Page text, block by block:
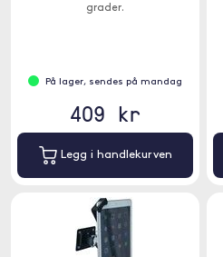
grader.
På lager, sendes på mandag
409 kr
Legg i handlekurven